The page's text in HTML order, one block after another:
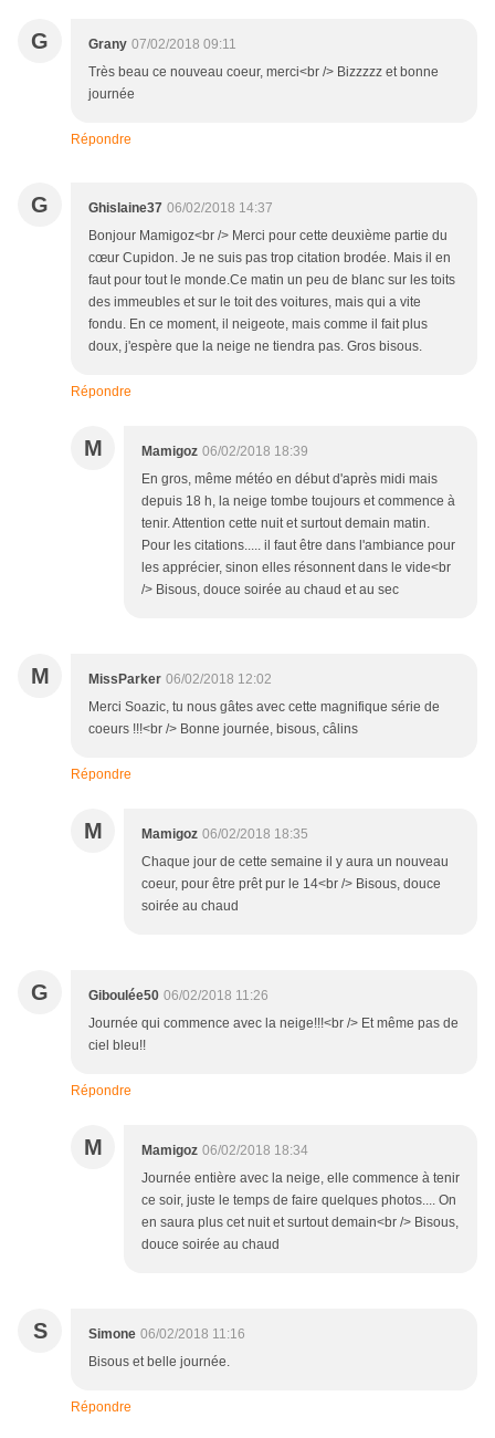
G Grany 07/02/2018 09:11
Très beau ce nouveau coeur, merci<br /> Bizzzzz et bonne
journée
Répondre
G Ghislaine37 06/02/2018 14:37
Bonjour Mamigoz<br /> Merci pour cette deuxième partie du
cœur Cupidon. Je ne suis pas trop citation brodée. Mais il en
faut pour tout le monde.Ce matin un peu de blanc sur les toits
des immeubles et sur le toit des voitures, mais qui a vite
fondu. En ce moment, il neigeote, mais comme il fait plus
doux, j'espère que la neige ne tiendra pas. Gros bisous.
Répondre
M Mamigoz 06/02/2018 18:39
En gros, même météo en début d'après midi mais
depuis 18 h, la neige tombe toujours et commence à
tenir. Attention cette nuit et surtout demain matin.
Pour les citations..... il faut être dans l'ambiance pour
les apprécier, sinon elles résonnent dans le vide<br
/> Bisous, douce soirée au chaud et au sec
M MissParker 06/02/2018 12:02
Merci Soazic, tu nous gâtes avec cette magnifique série de
coeurs !!!<br /> Bonne journée, bisous, câlins
Répondre
M Mamigoz 06/02/2018 18:35
Chaque jour de cette semaine il y aura un nouveau
coeur, pour être prêt pur le 14<br /> Bisous, douce
soirée au chaud
G Giboulée50 06/02/2018 11:26
Journée qui commence avec la neige!!!<br /> Et même pas de
ciel bleu!!
Répondre
M Mamigoz 06/02/2018 18:34
Journée entière avec la neige, elle commence à tenir
ce soir, juste le temps de faire quelques photos.... On
en saura plus cet nuit et surtout demain<br /> Bisous,
douce soirée au chaud
S Simone 06/02/2018 11:16
Bisous et belle journée.
Répondre